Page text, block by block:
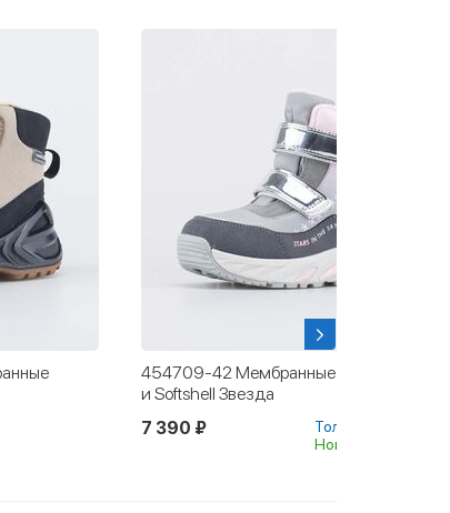
454709-42 Мембранные ботинки с LED
и Softshell Звезда
7 390 ₽
Только в Котофей
Новинка